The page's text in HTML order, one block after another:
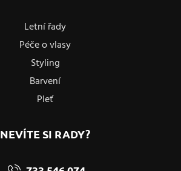
Letní řady
Péče o vlasy
Styling
Barvení
Pleť
NEVÍTE SI RADY?